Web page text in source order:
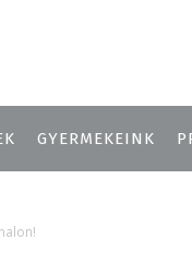
GYERMEKEINK